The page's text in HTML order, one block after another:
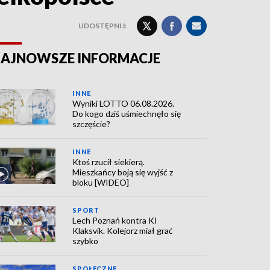
UDOSTĘPNIJ:
INFORMACJE
INNE
Wyniki LOTTO 06.08.2026.
Do kogo dziś uśmiechnęło się
szczęście?
INNE
Ktoś rzucił siekierą.
Mieszkańcy boją się wyjść z
bloku [WIDEO]
SPORT
Lech Poznań kontra KI
Klaksvik. Kolejorz miał grać
szybko